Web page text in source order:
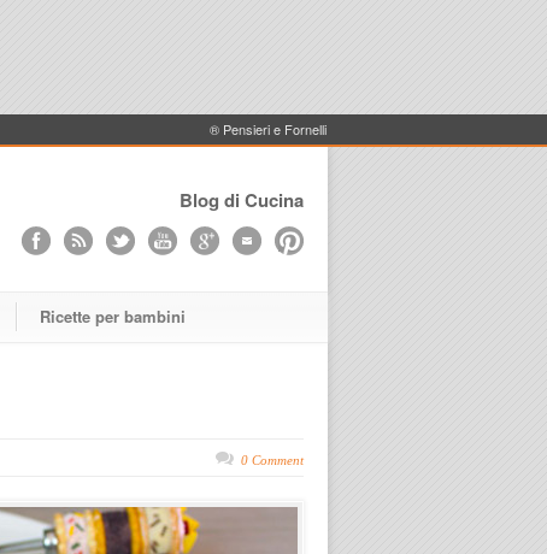
® Pensieri e Fornelli
Blog di Cucina
Ricette per bambini
0 Comment